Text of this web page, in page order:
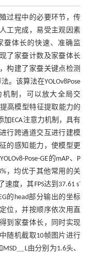
过程中的必要环节，传
工完成，易受主观因素
蚕体长的快速、准确监
了家蚕计数及家蚕体长
构建了家蚕关键点检测
。该算法在YOLOv8Pose
机制，可以放大全局交
高模型特征提取能力的
加ECA注意力机制，具有
行跨通道交互进行建模
的感知能力，使模型更
Pose-GE的mAP、P
，均优于其他常用的关
度，其FPS达到37.61 s-
的head部分输出的坐标
位，并按顺序依次用直
到家蚕体长，同时实现
随机截取10帧图片进行
＿L由分别为1.6头、